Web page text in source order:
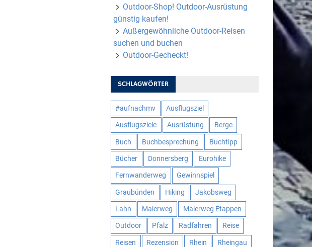
Outdoor-Shop! Outdoor-Ausrüstung
günstig kaufen!
Außergewöhnliche Outdoor-Reisen
suchen und buchen
Outdoor-Gecheckt!
SCHLAGWÖRTER
#aufnachmv Ausflugsziel
Ausflugsziele Ausrüstung Berge
Buch Buchbesprechung Buchtipp
Bücher Donnersberg Eurohike
Fernwanderweg Gewinnspiel
Graubünden Hiking Jakobsweg
Lahn Malerweg Malerweg Etappen
Outdoor Pfalz Radfahren Reise
Reisen Rezension Rhein Rheingau